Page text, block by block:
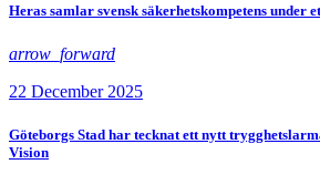
Heras samlar svensk säkerhetskompetens under
arrow_forward
22 December 2025
Göteborgs Stad har tecknat ett nytt
Vision